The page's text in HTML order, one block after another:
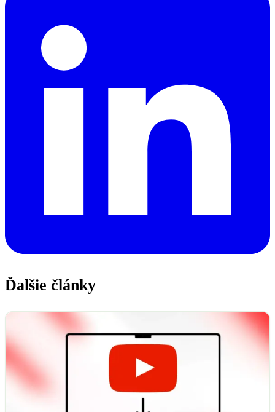
Ďalšie články